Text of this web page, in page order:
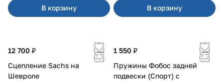
В корзину В корзину
12 700 ₽
Сцепление Sachs на
Шевроле
1 550 ₽
Пружины Фобос задней
подвески (Спорт) с